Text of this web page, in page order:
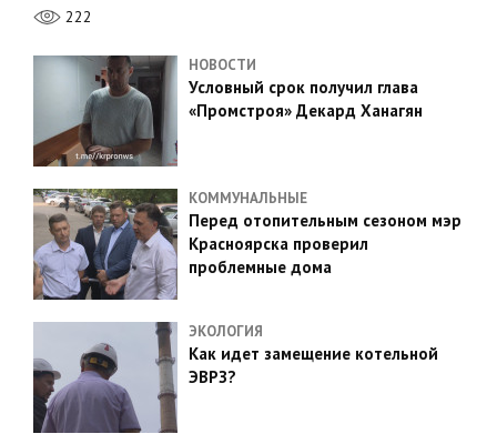
222
НОВОСТИ
Условный срок получил глава
«Промстроя» Декард Ханагян
КОММУНАЛЬНЫЕ
Перед отопительным сезоном мэр
Красноярска проверил
проблемные дома
ЭКОЛОГИЯ
Как идет замещение котельной
ЭВРЗ?